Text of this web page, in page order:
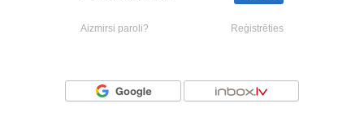
Aizmirsi paroli? Reģistrēties